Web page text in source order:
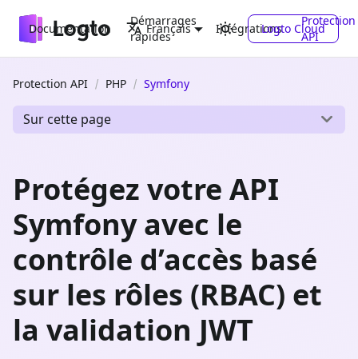
Documentation
Démarrages
rapides
Intégrations
Protection
API
Français Logto Cloud
Protection API PHP Symfony
Sur cette page
Protégez votre API
Symfony avec le
contrôle d’accès basé
sur les rôles (RBAC) et
la validation JWT